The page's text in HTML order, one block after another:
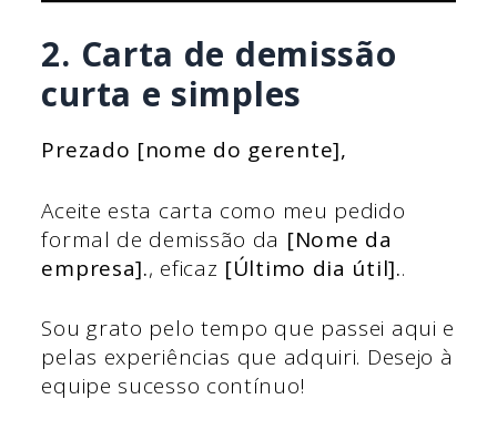
2. Carta de demissão
curta e simples
Prezado [nome do gerente],
Aceite esta carta como meu pedido
formal de demissão da [Nome da
empresa]., eficaz [Último dia útil]..
Sou grato pelo tempo que passei aqui e
pelas experiências que adquiri. Desejo à
equipe sucesso contínuo!